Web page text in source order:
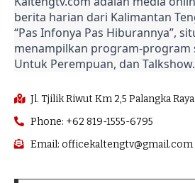
berita harian dari Kalimantan
“Pas Infonya Pas Hiburannya”,
menampilkan program-program
Untuk Perempuan, dan Talkshow.
Jl. Tjilik Riwut Km 2,5 Palangka Raya
Phone: +62 819-1555-6795
Email: officekaltengtv@gmail.com